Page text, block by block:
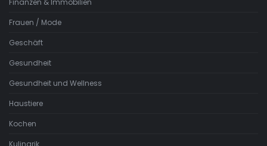
Finanzen & Immobilien
Frauen / Mode
Geschäft
Gesundheit
Gesundheit und Wellness
Haustiere
Kochen
Kulinarik